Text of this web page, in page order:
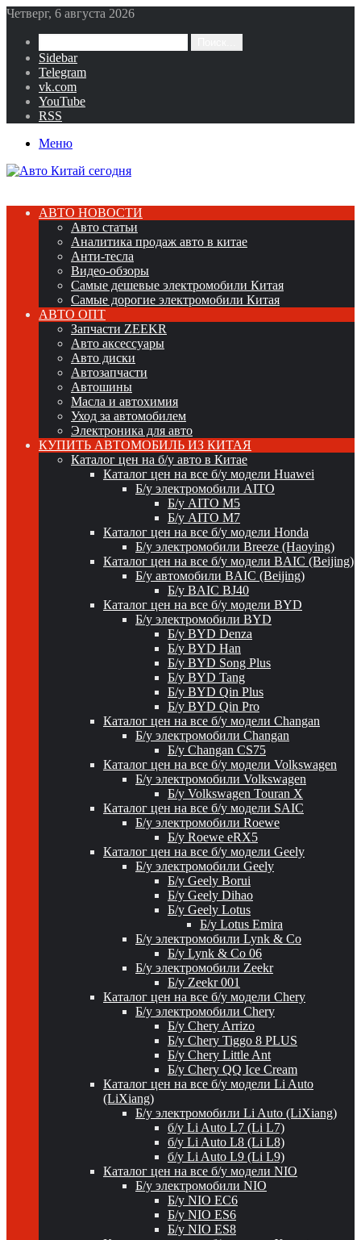
Четверг, 6 августа 2026
Sidebar
Telegram
vk.com
YouTube
RSS
Меню
АВТО НОВОСТИ
Авто статьи
Аналитика продаж авто в китае
Анти-тесла
Видео-обзоры
Самые дешевые электромобили Китая
Самые дорогие электромобили Китая
АВТО ОПТ
Запчасти ZEEKR
Авто аксессуары
Авто диски
Автозапчасти
Автошины
Масла и автохимия
Уход за автомобилем
Электроника для авто
КУПИТЬ АВТОМОБИЛЬ ИЗ КИТАЯ
Каталог цен на б/у авто в Китае
Каталог цен на все б/у модели Huawei
Б/у электромобили AITO
Б/у AITO M5
Б/у AITO M7
Каталог цен на все б/у модели Honda
Б/у электромобили Breeze (Haoying)
Каталог цен на все б/у модели BAIC (Beijing)
Б/у автомобили BAIC (Beijing)
Б/у BAIC BJ40
Каталог цен на все б/у модели BYD
Б/у электромобили BYD
Б/у BYD Denza
Б/у BYD Han
Б/у BYD Song Plus
Б/у BYD Tang
Б/у BYD Qin Plus
Б/у BYD Qin Pro
Каталог цен на все б/у модели Changan
Б/у электромобили Changan
Б/у Changan CS75
Каталог цен на все б/у модели Volkswagen
Б/у электромобили Volkswagen
Б/у Volkswagen Touran X
Каталог цен на все б/у модели SAIC
Б/у электромобили Roewe
Б/у Roewe eRX5
Каталог цен на все б/у модели Geely
Б/у электромобили Geely
Б/у Geely Borui
Б/у Geely Dihao
Б/у Geely Lotus
Б/у Lotus Emira
Б/у электромобили Lynk & Co
Б/у Lynk & Co 06
Б/у электромобили Zeekr
Б/у Zeekr 001
Каталог цен на все б/у модели Chery
Б/у электромобили Chery
Б/у Chery Arrizo
Б/у Chery Tiggo 8 PLUS
Б/у Chery Little Ant
Б/у Chery QQ Ice Cream
Каталог цен на все б/у модели Li Auto
(LiXiang)
Б/у электромобили Li Auto (LiXiang)
б/у Li Auto L7 (Li L7)
б/у Li Auto L8 (Li L8)
б/у Li Auto L9 (Li L9)
Каталог цен на все б/у модели NIO
Б/у электромобили NIO
Б/у NIO EC6
Б/у NIO ES6
Б/у NIO ES8